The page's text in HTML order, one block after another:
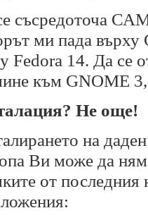
съсредоточа
ми пада върху
Fedora 14. Да се
към GNOME
Не още!
на
Ви може да
от последния